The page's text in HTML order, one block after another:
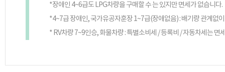
*장애인 4~6급도 LPG차량을 구매할 수 는 있지만 면세가 없습니다.
*4~7급 장애인, 국가유공자훈장 1~7급(장애없음) : 배기량 관계없
* RV차량 7~9인승, 화물차량 : 특별소비세 / 등록비 / 자동차세는 면